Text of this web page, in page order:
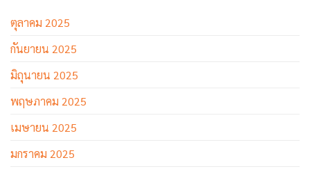
ตุลาคม 2025
กันยายน 2025
มิถุนายน 2025
พฤษภาคม 2025
เมษายน 2025
มกราคม 2025